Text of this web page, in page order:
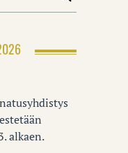
alkaen.